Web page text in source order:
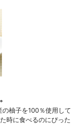
柚子を100％使用して
時に食べるのにぴった